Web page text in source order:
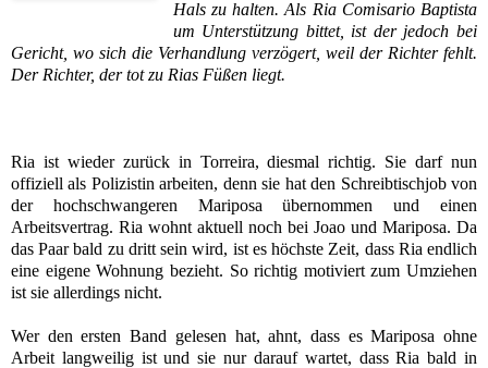
Hals zu halten. Als Ria Comisario Baptista
um Unterstützung bittet, ist der jedoch bei
Gericht, wo sich die Verhandlung verzögert, weil der Richter fehlt.
Der Richter, der tot zu Rias Füßen liegt.
Ria ist wieder zurück in Torreira, diesmal richtig. Sie darf nun
offiziell als Polizistin arbeiten, denn sie hat den Schreibtischjob von
der hochschwangeren Mariposa übernommen und einen
Arbeitsvertrag. Ria wohnt aktuell noch bei Joao und Mariposa. Da
das Paar bald zu dritt sein wird, ist es höchste Zeit, dass Ria endlich
eine eigene Wohnung bezieht. So richtig motiviert zum Umziehen
ist sie allerdings nicht.
Wer den ersten Band gelesen hat, ahnt, dass es Mariposa ohne
Arbeit langweilig ist und sie nur darauf wartet, dass Ria bald in